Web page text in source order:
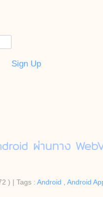
Sign Up
ผ่านทาง
) Tags : Android , Android